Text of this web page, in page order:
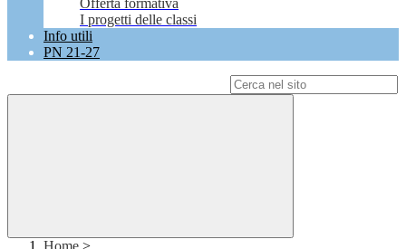
Offerta formativa
I progetti delle classi
Info utili
PN 21-27